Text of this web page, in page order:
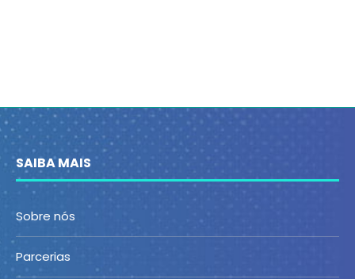
SAIBA MAIS
Sobre nós
Parcerias